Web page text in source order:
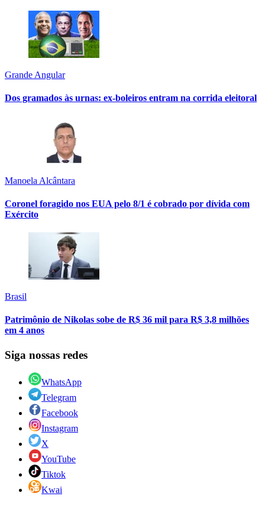
Grande Angular
Dos gramados às urnas: ex-boleiros entram na corrida eleitoral
Manoela Alcântara
Coronel foragido nos EUA pelo 8/1 é cobrado por dívida com
Exército
Brasil
Patrimônio de Nikolas sobe de R$ 36 mil para R$ 3,8 milhões
em 4 anos
Siga nossas redes
WhatsApp
Telegram
Facebook
Instagram
X
YouTube
Tiktok
Kwai